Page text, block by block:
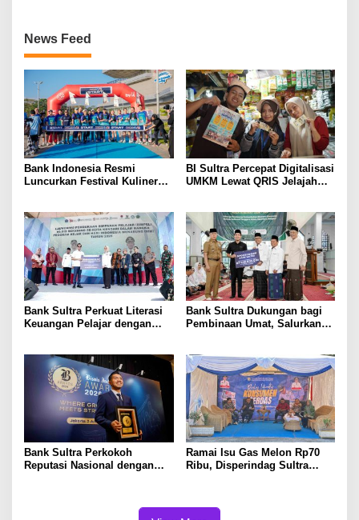
News Feed
Bank Indonesia Resmi
Luncurkan Festival Kuliner
Ekonomi Daerah
BI Sultra Percepat Digitalisasi
UMKM Lewat QRIS Jelajah
Bank Sultra Perkuat Literasi
Keuangan Pelajar dengan
Bank Sultra Dukungan bagi
Pembinaan Umat, Salurkan
Bank Sultra Perkokoh
Reputasi Nasional dengan
Ramai Isu Gas Melon Rp70
Ribu, Disperindag Sultra